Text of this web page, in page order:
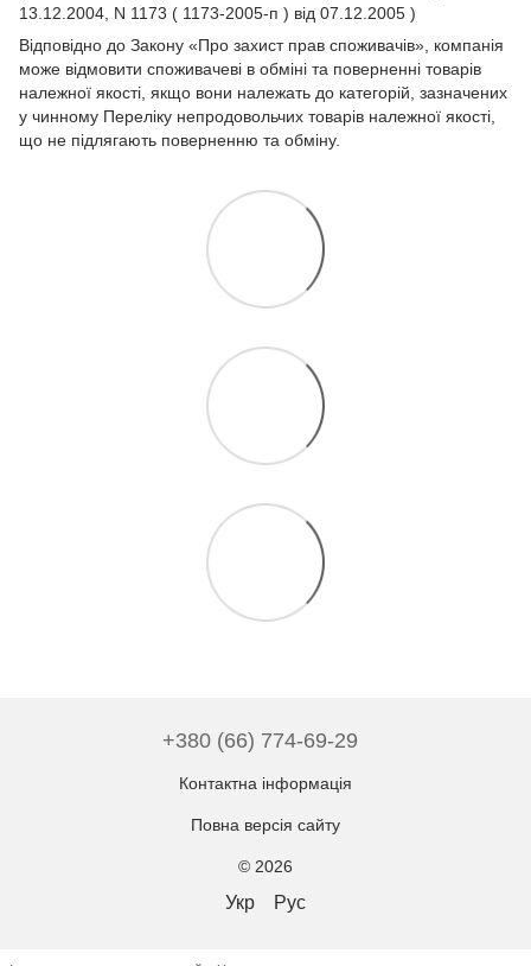
13.12.2004, N 1173 ( 1173-2005-п ) від 07.12.2005 )
Відповідно до Закону «Про захист прав споживачів» , компанія
може відмовити споживачеві в обміні та поверненні товарів
належної якості, якщо вони належать до категорій, зазначених
у чинному Переліку непродовольчих товарів належної якості,
що не підлягають поверненню та обміну.
+380 (66) 774-69-29
Контактна інформація
Повна версія сайту
© 2026
Укр Рус